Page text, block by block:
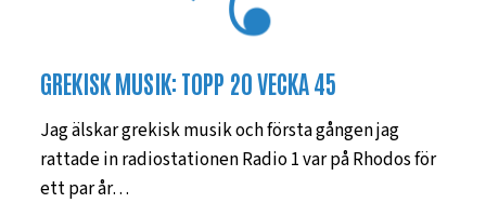
GREKISK MUSIK: TOPP 20 VECKA 45
Jag älskar grekisk musik och första gången jag
rattade in radiostationen Radio 1 var på Rhodos för
ett par år…